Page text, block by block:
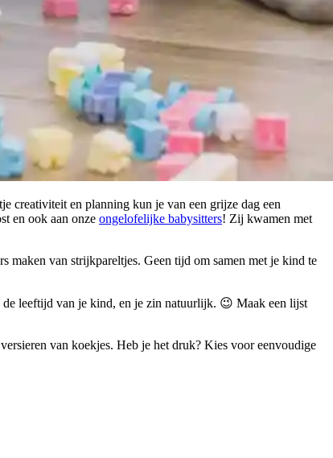
creativiteit en planning kun je van een grijze dag een
en ook aan onze ongelofelijke babysitters! Zij kwamen met
maken van strijkpareltjes. Geen tijd om samen met je kind te
leeftijd van je kind, en je zin natuurlijk. 😉 Maak een lijst
van koekjes. Heb je het druk? Kies voor eenvoudige